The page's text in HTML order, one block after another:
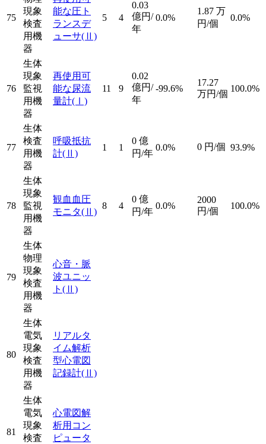
75
現象
検査
用機
器
能な圧ト
ランスデ
ューサ(Ⅱ)
5 4
0.03
億円/
年
0.0%
1.87 万
円/個
0.0%
76
生体
現象
監視
用機
器
再使用可
能な尿流
量計(Ⅰ)
11 9
0.02
億円/
年
-99.6%
17.27
万円/個
100.0%
77
生体
検査
用機
器
呼吸抵抗
計(Ⅱ)
1 1
0 億
円/年
0.0% 0 円/個 93.9%
78
生体
現象
監視
用機
器
観血血圧
モニタ(Ⅱ)
8 4
0 億
円/年
0.0%
2000
円/個
100.0%
79
生体
物理
現象
検査
用機
器
心音・脈
波ユニッ
ト (Ⅱ)
80
生体
電気
現象
検査
用機
器
リアルタ
イム解析
型心電図
記録計(Ⅱ)
81
生体
電気
現象
検査
心電図解
析用コン
ピュータ